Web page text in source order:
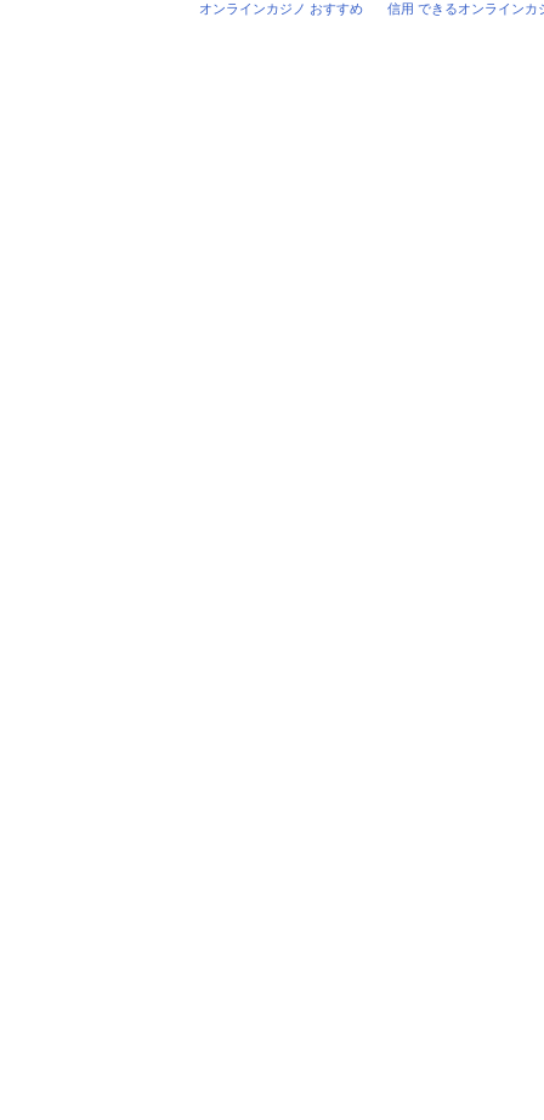
オンラインカジノ おすすめ 信用 できるオンラインカ